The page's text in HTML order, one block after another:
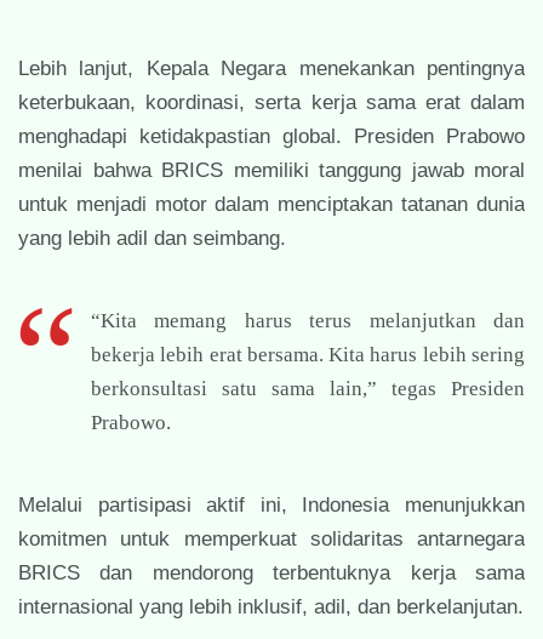
Lebih lanjut, Kepala Negara menekankan pentingnya
keterbukaan, koordinasi, serta kerja sama erat dalam
menghadapi ketidakpastian global. Presiden Prabowo
menilai bahwa BRICS memiliki tanggung jawab moral
untuk menjadi motor dalam menciptakan tatanan dunia
yang lebih adil dan seimbang.
“Kita memang harus terus melanjutkan dan
bekerja lebih erat bersama. Kita harus lebih sering
berkonsultasi satu sama lain,” tegas Presiden
Prabowo.
Melalui partisipasi aktif ini, Indonesia menunjukkan
komitmen untuk memperkuat solidaritas antarnegara
BRICS dan mendorong terbentuknya kerja sama
internasional yang lebih inklusif, adil, dan berkelanjutan.